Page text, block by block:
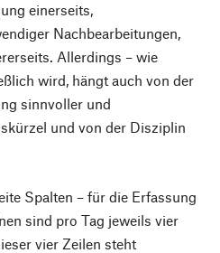
einerseits,
Nachbearbeitungen,
Allerdings – wie
wird, hängt auch von der
sinnvoller und
und von der Disziplin
Spalten – für die Erfassung
sind pro Tag jeweils vier
vier Zeilen steht